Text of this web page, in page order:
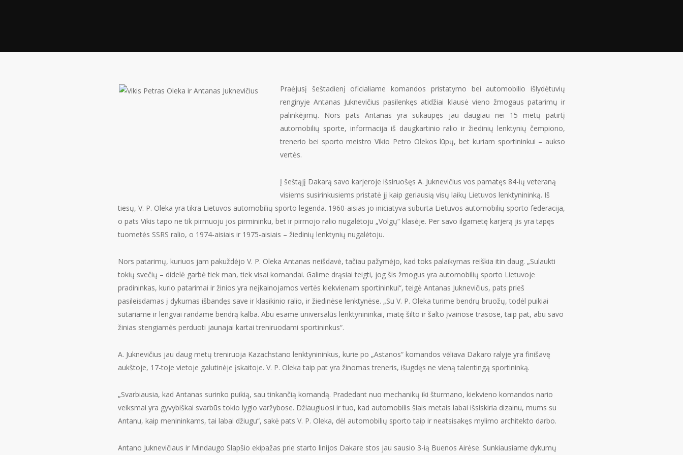
Praėjusį šeštadienį oficialiame komandos pristatymo bei automobilio išlydėtuvių
renginyje Antanas Juknevičius pasilenkęs atidžiai klausė vieno žmogaus patarimų ir
palinkėjimų. Nors pats Antanas yra sukaupęs jau daugiau nei 15 metų patirtį
automobilių sporte, informacija iš daugkartinio ralio ir žiedinių lenktynių čempiono,
trenerio bei sporto meistro Vikio Petro Olekos lūpų, bet kuriam sportininkui – aukso
vertės.
Į šeštąjį Dakarą savo karjeroje išsiruošęs A. Juknevičius vos pamatęs 84-ių veteraną
visiems susirinkusiems pristatė jį kaip geriausią visų laikų Lietuvos lenktynininką. Iš
tiesų, V. P. Oleka yra tikra Lietuvos automobilių sporto legenda. 1960-aisias jo iniciatyva suburta Lietuvos automobilių sporto federacija,
o pats Vikis tapo ne tik pirmuoju jos pirmininku, bet ir pirmojo ralio nugalėtoju „Volgų“ klasėje. Per savo ilgametę karjerą jis yra tapęs
tuometės SSRS ralio, o 1974-aisiais ir 1975-aisiais – žiedinių lenktynių nugalėtoju.
Nors patarimų, kuriuos jam pakuždėjo V. P. Oleka Antanas neišdavė, tačiau pažymėjo, kad toks palaikymas reiškia itin daug. „Sulaukti
tokių svečių – didelė garbė tiek man, tiek visai komandai. Galime drąsiai teigti, jog šis žmogus yra automobilių sporto Lietuvoje
pradininkas, kurio patarimai ir žinios yra neįkainojamos vertės kiekvienam sportininkui“, teigė Antanas Juknevičius, pats prieš
pasileisdamas į dykumas išbandęs save ir klasikinio ralio, ir žiedinėse lenktynėse. „Su V. P. Oleka turime bendrų bruožų, todėl puikiai
sutariame ir lengvai randame bendrą kalba. Abu esame universalūs lenktynininkai, matę šilto ir šalto įvairiose trasose, taip pat, abu savo
žinias stengiamės perduoti jaunajai kartai treniruodami sportininkus“.
A. Juknevičius jau daug metų treniruoja Kazachstano lenktynininkus, kurie po „Astanos“ komandos vėliava Dakaro ralyje yra finišavę
aukštoje, 17-toje vietoje galutinėje įskaitoje. V. P. Oleka taip pat yra žinomas treneris, išugdęs ne vieną talentingą sportininką.
„Svarbiausia, kad Antanas surinko puikią, sau tinkančią komandą. Pradedant nuo mechanikų iki šturmano, kiekvieno komandos nario
veiksmai yra gyvybiškai svarbūs tokio lygio varžybose. Džiaugiuosi ir tuo, kad automobilis šiais metais labai išsiskiria dizainu, mums su
Antanu, kaip menininkams, tai labai džiugu“, sakė pats V. P. Oleka, dėl automobilių sporto taip ir neatsisakęs mylimo architekto darbo.
Antano Juknevičiaus ir Mindaugo Slapšio ekipažas prie starto linijos Dakare stos jau sausio 3-ią Buenos Airėse. Sunkiausiame dykumų